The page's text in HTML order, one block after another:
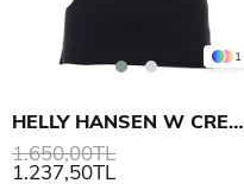
1
HELLY HANSEN W CREW PIQUE 2 POLO
1.237,50TL
1.650,00TL